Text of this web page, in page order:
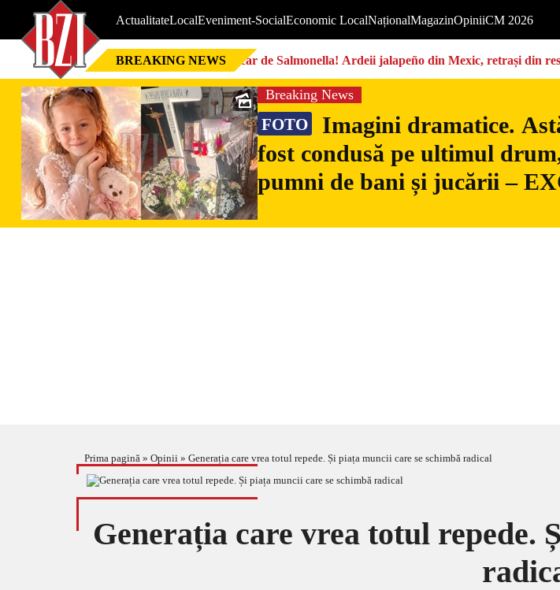
ActualitateLocalEveniment-SocialEconomic LocalNaționalMagazinOpiniiCM 2026
BREAKING NEWS Focar de Salmonella! Ardeii jalapeño din Mexic, retrași din
Breaking News
FOTO
Imagini dramatice.
fost condusă pe ultimul
pumni de bani și jucării –
Prima pagină » Opinii » Generația care vrea totul repede. Și piața muncii care se schimbă radical
Generația care vrea totul repede.